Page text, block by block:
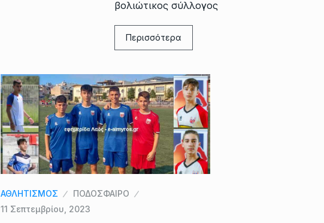
βολιώτικος σύλλογος
Περισσότερα
ΑΘΛΗΤΙΣΜΟΣ
ΠΟΔΟΣΦΑΙΡΟ
11 Σεπτεμβρίου, 2023